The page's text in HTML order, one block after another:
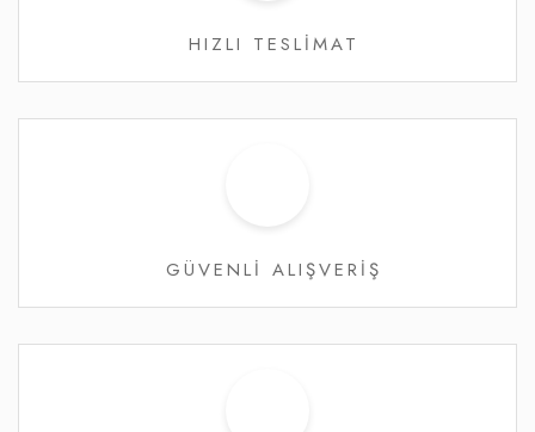
HIZLI TESLİMAT
GÜVENLİ ALIŞVERİŞ